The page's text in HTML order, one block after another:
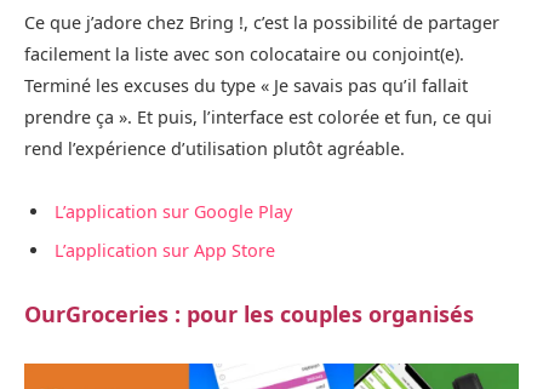
Ce que j’adore chez Bring !, c’est la possibilité de partager
facilement la liste avec son colocataire ou conjoint(e).
Terminé les excuses du type « Je savais pas qu’il fallait
prendre ça ». Et puis, l’interface est colorée et fun, ce qui
rend l’expérience d’utilisation plutôt agréable.
L’application sur Google Play
L’application sur App Store
OurGroceries : pour les couples organisés